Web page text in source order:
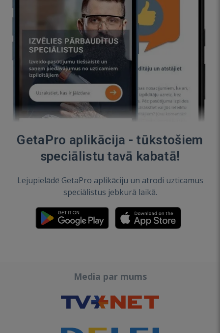
GetaPro aplikācija - tūkstošiem
speciālistu tavā kabatā!
Lejupielādē GetaPro aplikāciju un atrodi uzticamus
speciālistus jebkurā laikā.
Media par mums